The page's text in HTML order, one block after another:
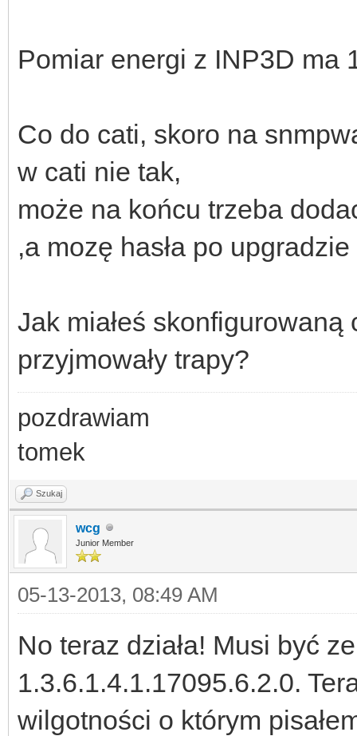
Pomiar energi z INP3D ma
Co do cati, skoro na
w cati nie tak,
może na końcu trzeba
,a mozę hasła po
Jak miałeś skonfigurowaną
przyjmowały trapy?
pozdrawiam
tomek
Szukaj
wcg
Junior Member
05-13-2013, 08:49 AM
No teraz działa! Musi być
1.3.6.1.4.1.17095.6.2.0.
wilgotności o którym